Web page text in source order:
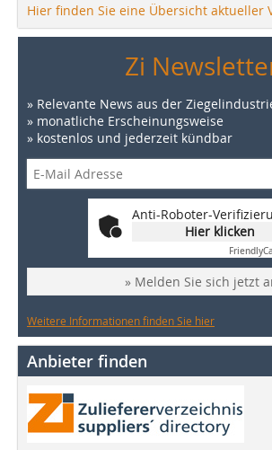
Hier finden Sie eine Übersicht aktueller
Zi
» Relevante News aus der
» monatliche Erscheinungsweise
» kostenlos und jederzeit kündbar
Anti-Roboter-
Hier klicken
Friendly
» Melden Sie sich jetzt
Weitere Informationen finden Sie hier
Anbieter finden